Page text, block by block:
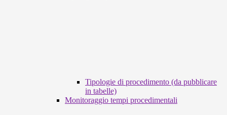
Tipologie di procedimento (da pubblicare
in tabelle)
Monitoraggio tempi procedimentali